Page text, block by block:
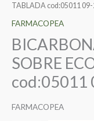
TABLADA cod:05011
FARMACOPEA
SOBRE
cod:05011
FARMACOPEA